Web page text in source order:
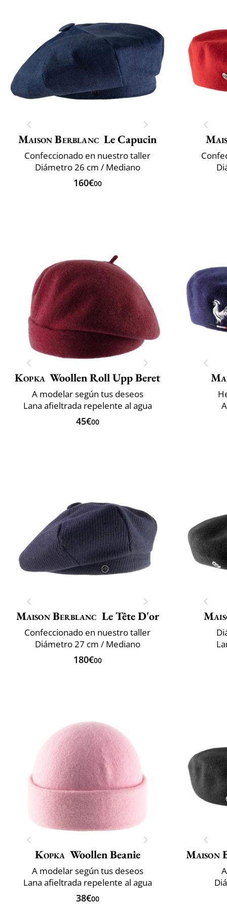
Maison Berblanc Le Capucin
Confeccionado en nuestro taller
Diámetro 26 cm / Mediano
160€00
Kopka Woollen Roll Upp Beret
A modelar según tus deseos
Lana afieltrada repelente al agua
45€00
Maison Berblanc Le Tête D'or
Confeccionado en nuestro taller
Diámetro 27 cm / Mediano
180€00
Kopka Woollen Beanie
A modelar según tus deseos
Lana afieltrada repelente al agua
38€00
Maison